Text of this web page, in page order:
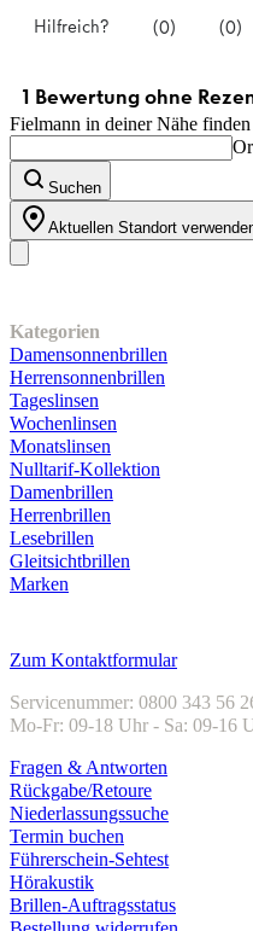
Fielmann in deiner Nähe finden
Suchen
Aktuellen Standort
Kategorien
Damensonnenbrillen
Herrensonnenbrillen
Tageslinsen
Wochenlinsen
Monatslinsen
Nulltarif-Kollektion
Damenbrillen
Herrenbrillen
Lesebrillen
Gleitsichtbrillen
Marken
Zum Kontaktformular
Servicenummer: 0800 343 56
Mo-Fr: 09-18 Uhr - Sa: 09-16
Fragen & Antworten
Rückgabe/Retoure
Niederlassungssuche
Termin buchen
Führerschein-Sehtest
Hörakustik
Brillen-Auftragsstatus